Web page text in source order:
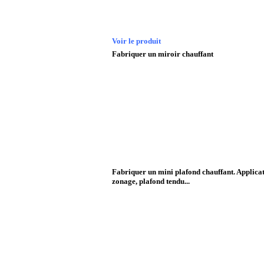
Voir le produit
Fabriquer un miroir chauffant
Fabriquer un mini plafond chauffant.
zonage, plafond tendu...